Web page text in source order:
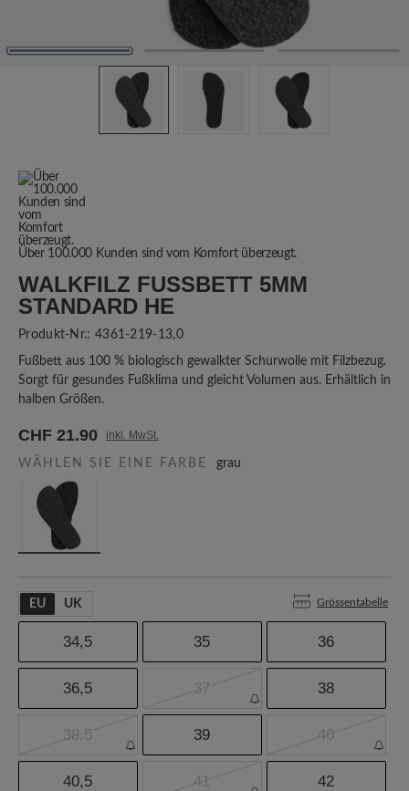
Über 100.000 Kunden sind vom Komfort überzeugt.
WALKFILZ FUSSBETT 5MM S
TANDARD HE
Produkt-Nr.: 4361-219-13,0
Fußbett aus 100 % biologisch gewalkter Schurwolle mit Filzbezug.
Sorgt für gesundes Fußklima und gleicht Volumen aus. Erhältlich in
halben Größen.
CHF 21.90 inkl. MwSt.
WÄHLEN SIE EINE FARBE grau
EU UK Grössentabelle
34,5 35 36
36,5 37 38
38.5 39 40
40,5 41 42